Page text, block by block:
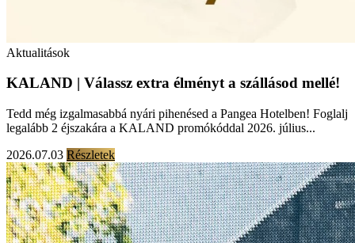
Aktualitások
KALAND | Válassz extra élményt a szállásod mellé!
Tedd még izgalmasabbá nyári pihenésed a Pangea Hotelben! Foglalj
legalább 2 éjszakára a KALAND promókóddal 2026. július...
2026.07.03 Részletek